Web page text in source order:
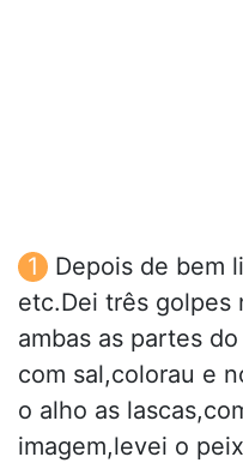
Depois de bem
etc.Dei três golpes
ambas as partes
com sal,colorau e
o alho as
imagem,levei o